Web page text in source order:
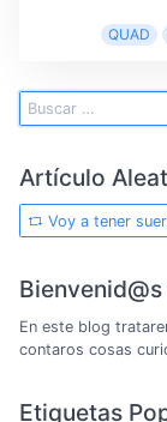
QUAD
Artículo
Voy a tener
En este blog
contaros cosas
Etiquetas